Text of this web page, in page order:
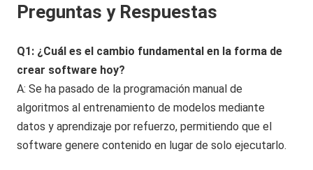
Preguntas y Respuestas
Q1: ¿Cuál es el cambio fundamental en la forma de
crear software hoy?
A: Se ha pasado de la programación manual de
algoritmos al entrenamiento de modelos mediante
datos y aprendizaje por refuerzo, permitiendo que el
software genere contenido en lugar de solo ejecutarlo.